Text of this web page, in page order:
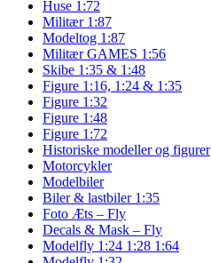
Huse 1:72
Militær 1:87
Modeltog 1:87
Militær GAMES 1:56
Skibe 1:35 & 1:48
Figure 1:16, 1:24 & 1:35
Figure 1:32
Figure 1:48
Figure 1:72
Historiske modeller og figurer
Motorcykler
Modelbiler
Biler & lastbiler 1:35
Foto Æts – Fly
Decals & Mask – Fly
Modelfly 1:24 1:28 1:64